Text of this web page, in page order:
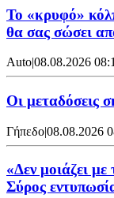
Το «κρυφό»
θα σας σώσει
Auto|08.08.2026
Οι μεταδόσεις
Γήπεδο|08.08.2026
«Δεν μοιάζει
Σύρος